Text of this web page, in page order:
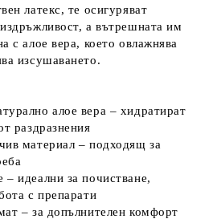
латекс, те осигуряват
а вътрешната им
с алое вера, което овлажнява
изсушаването.
алое вера – хидратират
раздразнения
материал – подходящ за
идеални за почистване,
с препарати
– за допълнителен комфорт